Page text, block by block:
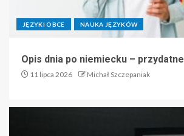
JĘZYKI OBCE NAUKA JĘZYKÓW
Opis dnia po niemiecku –
11 lipca 2026 Michał Szczepaniak